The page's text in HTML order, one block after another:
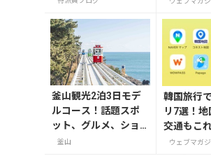
釜山観光2泊3日モデ
ルコース！話題スポ
ット、グルメ、ショ
ッピングを満喫
釜山
韓国旅行
リ7選！地
交通もこ
ウェブマガ